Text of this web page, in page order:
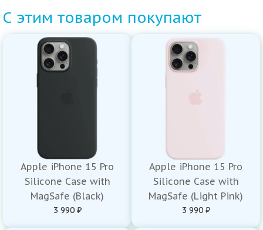
С этим товаром покупают
Apple iPhone 15 Pro
Silicone Case with
MagSafe (Black)
3 990 ₽
Apple iPhone 15 Pro
Silicone Case with
MagSafe (Light Pink)
3 990 ₽